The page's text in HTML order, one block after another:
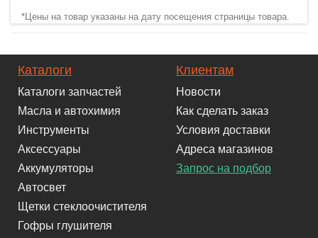
*Цены на товар указаны на дату посещения страницы товара.
Каталоги
Каталоги запчастей
Масла и автохимия
Инструменты
Аксессуары
Аккумуляторы
Автосвет
Щетки стеклоочистителя
Гофры глушителя
Клиентам
Новости
Как сделать заказ
Условия доставки
Адреса магазинов
Запрос на подбор